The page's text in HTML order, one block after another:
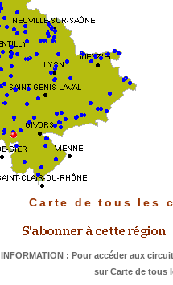
Carte de tous les
INFORMATION : Pour accéder aux
sur Carte de tous